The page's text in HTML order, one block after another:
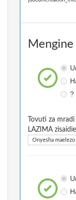
Mengine
?
Tovuti za
LAZIMA
Onyesha maelezo